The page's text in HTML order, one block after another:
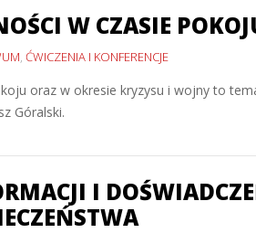
W CZASIE
, ĆWICZENIA I KONFERENCJE
oraz w okresie kryzysu i wojny to
Góralski.
I